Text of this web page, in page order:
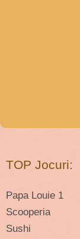
TOP Jocuri:
Papa Louie 1
Scooperia
Sushi